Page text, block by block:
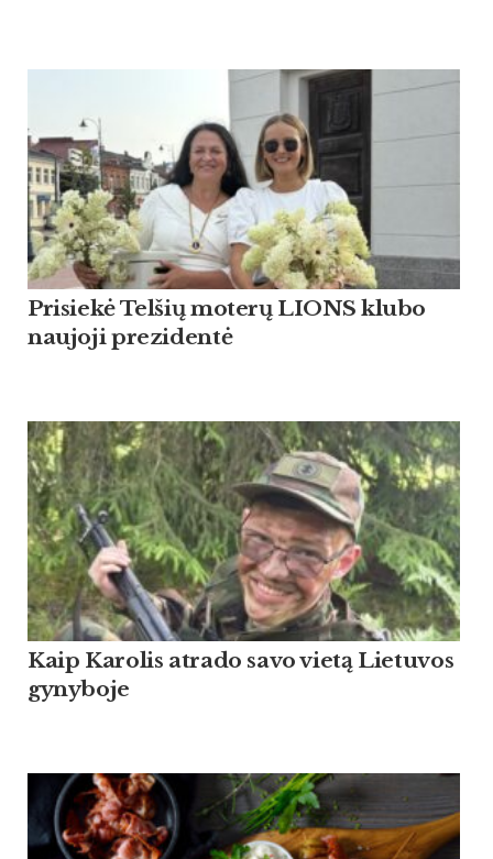
Pri­siekė Tel­šių mo­terų LIONS klu­bo
nau­jo­ji pre­zi­dentė
Kaip Ka­ro­lis at­ra­do sa­vo vietą Lie­tu­vos
gy­ny­bo­je